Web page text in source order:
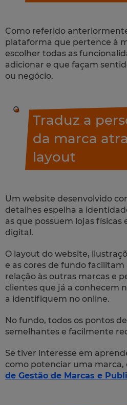
Como referido
plataforma que pertence à
escolher todas as
adicionar e que façam
ou negócio.
Traduz a
da marca
layout
Um website desenvolvido
detalhes espelha a
as que possuem lojas físicas
digital.
O layout do website,
e as cores de fundo
relação às outras marcas e
clientes que já a conhecem
a identifiquem no online.
No fundo, todos os pontos
semelhantes e facilmente
Se tiver interesse em
como potenciar uma marca,
de Gestão de Marcas e